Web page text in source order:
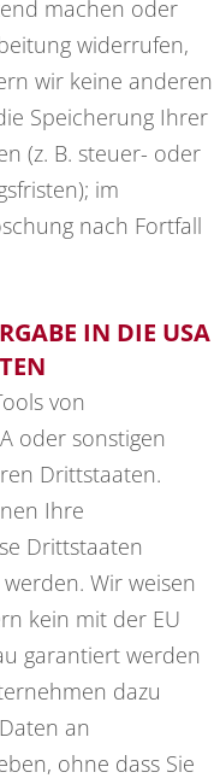
machen oder
widerrufen,
wir keine anderen
Speicherung Ihrer
(z. B. steuer- oder
im
nach Fortfall
IN DIE USA
von
oder sonstigen
Drittstaaten.
Ihre
Drittstaaten
Wir weisen
kein mit der EU
garantiert werden
dazu
an
ohne dass Sie